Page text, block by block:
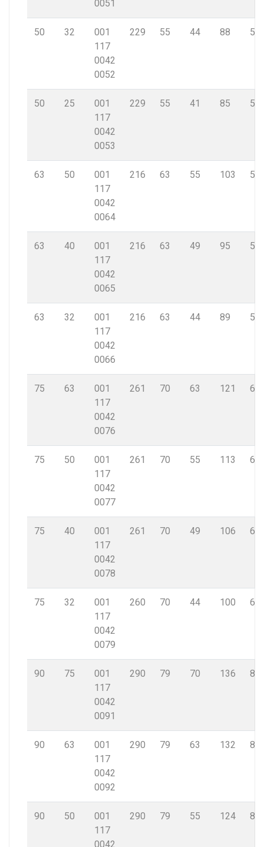
0051
50 32
001
117
0042
0052
229 55 44 88 5,8
50 25
001
117
0042
0053
229 55 41 85 5,8
63 50
001
117
0042
0064
216 63 55 103 5,8
63 40
001
117
0042
0065
216 63 49 95 5,8
63 32
001
117
0042
0066
216 63 44 89 5,8
75 63
001
117
0042
0076
261 70 63 121 6,8
75 50
001
117
0042
0077
261 70 55 113 6,8
75 40
001
117
0042
0078
261 70 49 106 6,8
75 32
001
117
0042
0079
260 70 44 100 6,8
90 75
001
117
0042
0091
290 79 70 136 8,2
90 63
001
117
0042
0092
290 79 63 132 8,2
90 50
001
117
0042
290 79 55 124 8,2